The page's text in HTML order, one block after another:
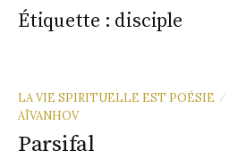
Étiquette : disciple
LA VIE SPIRITUELLE EST POÉSIE /
AÏVANHOV
Parsifal